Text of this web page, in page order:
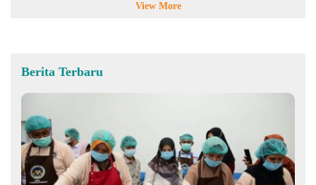
View More
Berita Terbaru